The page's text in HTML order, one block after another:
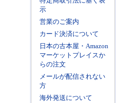
示
営業のご案内
カード決済について
日本の古本屋・Amazon
マーケットプレイスか
らの注文
メールが配信されない
方
海外発送について